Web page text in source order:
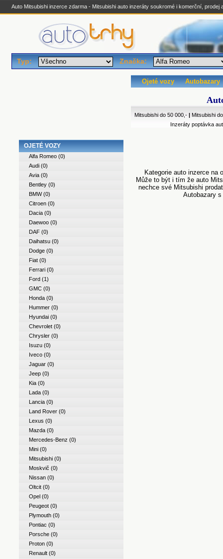
Auto Mitsubishi inzerce zdarma - Mitsubishi auto inzeráty soukromé i komerční,
Typ: Značka:
OJETÉ VOZY
Alfa Romeo(0)
Audi(0)
Avia(0)
Bentley(0)
BMW(0)
Citroen(0)
Dacia(0)
Daewoo(0)
DAF(0)
Daihatsu(0)
Dodge(0)
Fiat(0)
Ferrari(0)
Ford(1)
GMC(0)
Honda(0)
Hummer(0)
Hyundai(0)
Chevrolet(0)
Chrysler(0)
Isuzu(0)
Iveco(0)
Jaguar(0)
Jeep(0)
Kia(0)
Lada(0)
Lancia(0)
Land Rover(0)
Lexus (0)
Mazda(0)
Mercedes-Benz (0)
Mini(0)
Mitsubishi(0)
Moskvič (0)
Nissan(0)
Oltcit(0)
Opel(0)
Peugeot(0)
Plymouth(0)
Pontiac (0)
Porsche(0)
Proton(0)
Renault(0)
Ojeté vozy Autobazary
Mitsubishi do 50 000,- | Mitsubishi
Inzeráty poptávka
Kategorie auto inzerce na
Může to být i tím že auto
nechce své Mitsubishi
Autobazary